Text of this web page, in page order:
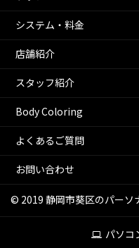
システム・料金
店舗紹介
スタッフ紹介
Body Coloring
よくあるご質問
お問い合わせ
© 2019 静岡市葵区のパーソ
パソコ